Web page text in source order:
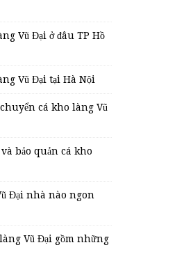
Vũ Đại ở đâu TP Hồ
Vũ Đại tại Hà Nội
cá kho làng Vũ
bảo quản cá kho
Đại nhà nào ngon
Vũ Đại gồm những